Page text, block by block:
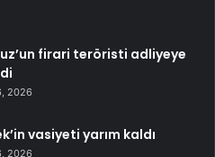
firari teröristi adliyeye
2026
vasiyeti yarım kaldı
2026